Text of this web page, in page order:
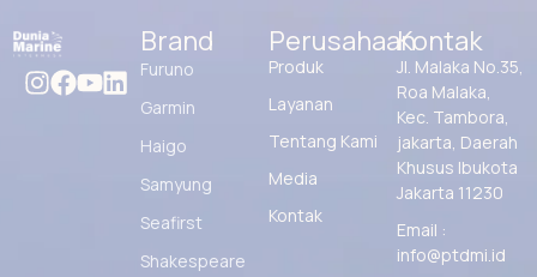
Brand
Furuno
Garmin
Haigo
Samyung
Seafirst
Shakespeare
Perusahaan
Produk
Layanan
Tentang Kami
Media
Kontak
Kontak
Jl. Malaka No.35,
Roa Malaka,
Kec. Tambora,
jakarta, Daerah
Khusus Ibukota
Jakarta 11230
Email :
info@ptdmi.id